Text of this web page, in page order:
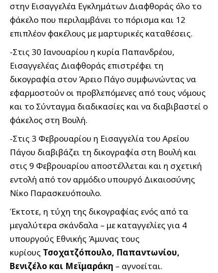
στην Εισαγγελέα Εγκλημάτων Διαφθοράς όλο το
φάκελο που περιλαμβάνει το πόρισμα και 12
επιπλέον φακέλους με μαρτυρικές καταθέσεις.
-Στις 30 Ιανουαρίου η κυρία Παπανδρέου,
Εισαγγελέας Διαφθοράς επιστρέφει τη
δικογραφία στον Άρειο Πάγο συμφωνώντας να
εφαρμοστούν οι προβλεπόμενες από τους νόμους
και το Σύνταγμα διαδικασίες και να διαβιβαστεί ο
φάκελος στη Βουλή.
-Στις 3 Φεβρουαρίου η Εισαγγελία του Αρείου
Πάγου διαβιβάζει τη δικογραφία στη Βουλή και
στις 9 Φεβρουαρίου αποστέλλεται και η σχετική
εντολή από τον αρμόδιο υπουργό Δικαιοσύνης
Νίκο Παρασκευόπουλο.
Έκτοτε, η τύχη της δικογραφίας ενός από τα
μεγαλύτερα σκάνδαλα – με καταγγελίες για 4
υπουργούς Εθνικής Άμυνας τους
κυρίους Τσοχατζόπουλο, Παπαντωνίου,
Βενιζέλο και Μεϊμαράκη – αγνοείται.